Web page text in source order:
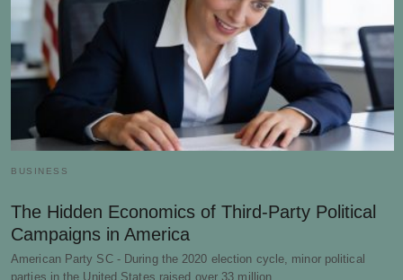
BUSINESS
The Hidden Economics of Third-Party Political
Campaigns in America
American Party SC - During the 2020 election cycle, minor political
parties in the United States raised over 33 million…